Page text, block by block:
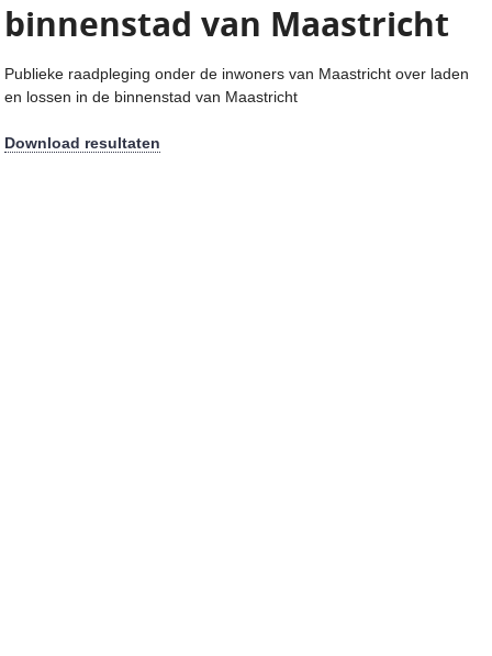
binnenstad van Maastricht
Publieke raadpleging onder de inwoners van Maastricht over laden
en lossen in de binnenstad van Maastricht
Download resultaten